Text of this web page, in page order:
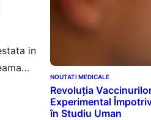
in
NOUTATI MEDICALE
Revoluția
Experimental
în Studiu Uman